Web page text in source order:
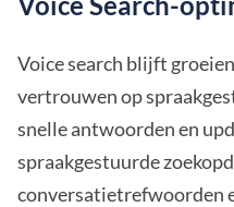
Voice search blijft
vertrouwen op
snelle antwoorden en
spraakgestuurde
conversatietrefwoorden